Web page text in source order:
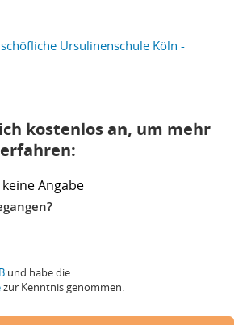
Ursulinenschule Köln -
kostenlos an, um mehr
keine Angabe
und habe die
zur Kenntnis genommen.